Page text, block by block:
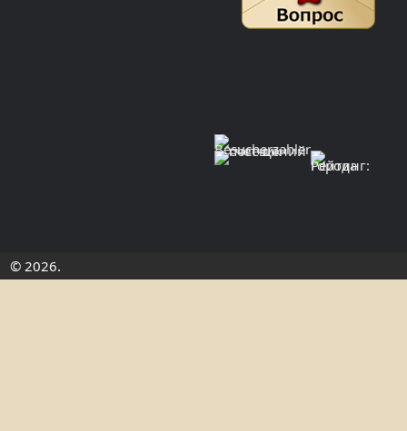
© 2026.